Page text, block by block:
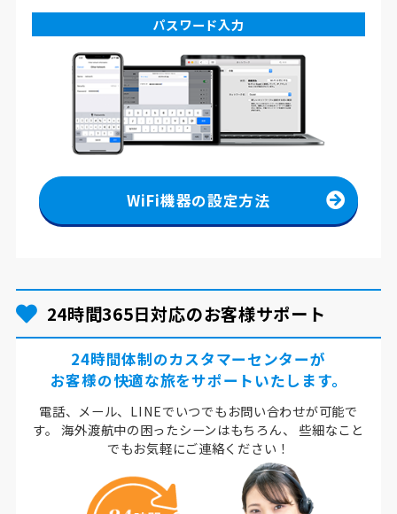
パスワード入力
WiFi機器の設定方法
24時間365日対応のお客様サポート
24時間体制のカスタマーセンターが
お客様の快適な旅をサポートいたします。
電話、メール、LINEでいつでもお問い合わせが可能で
す。
海外渡航中の困ったシーンはもちろん、
些細なこと
でもお気軽にご連絡ください！